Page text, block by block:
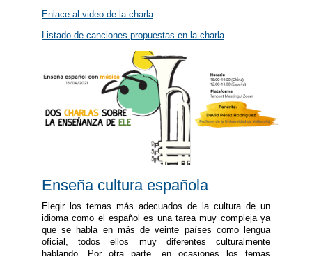
Enlace al video de la charla
Listado de canciones propuestas en la charla
Enseña cultura española
Elegir los temas más adecuados de la cultura de un
idioma como el español es una tarea muy compleja ya
que se habla en más de veinte países como lengua
oficial, todos ellos muy diferentes culturalmente
hablando. Por otra parte, en ocasiones los temas